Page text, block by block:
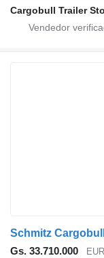
Cargobull Trailer
Gs. 33.710.000